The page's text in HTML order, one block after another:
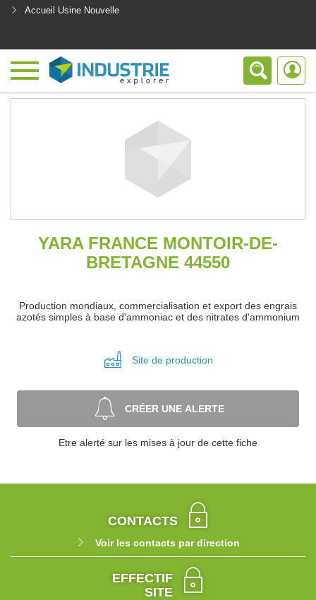
Accueil Usine Nouvelle
YARA FRANCE MONTOIR-DE-
BRETAGNE 44550
Production mondiaux, commercialisation et export des engrais
azotés simples à base d'ammoniac et des nitrates d'ammonium
Site de production
CRÉER UNE ALERTE
Etre alerté sur les mises à jour de cette fiche
CONTACTS
Voir les contacts par direction
EFFECTIF
SITE